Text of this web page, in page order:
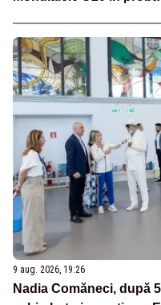
9 aug. 2026, 19:26
Nadia Comăneci, după